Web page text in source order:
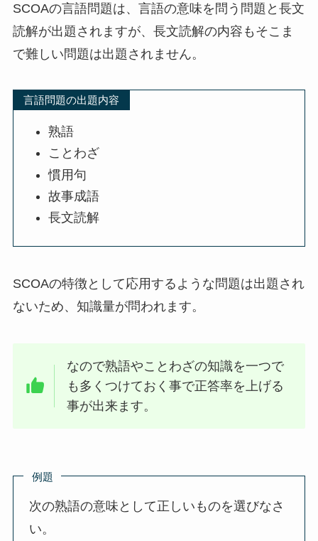
SCOAの言語問題は、言語の意味を問う問題と長文
読解が出題されますが、長文読解の内容もそこま
で難しい問題は出題されません。
言語問題の出題内容
熟語
ことわざ
慣用句
故事成語
長文読解
SCOAの特徴として応用するような問題は出題され
ないため、知識量が問われます。
なので熟語やことわざの知識を一つで
も多くつけておく事で正答率を上げる
事が出来ます。
例題
次の熟語の意味として正しいものを選びなさ
い。